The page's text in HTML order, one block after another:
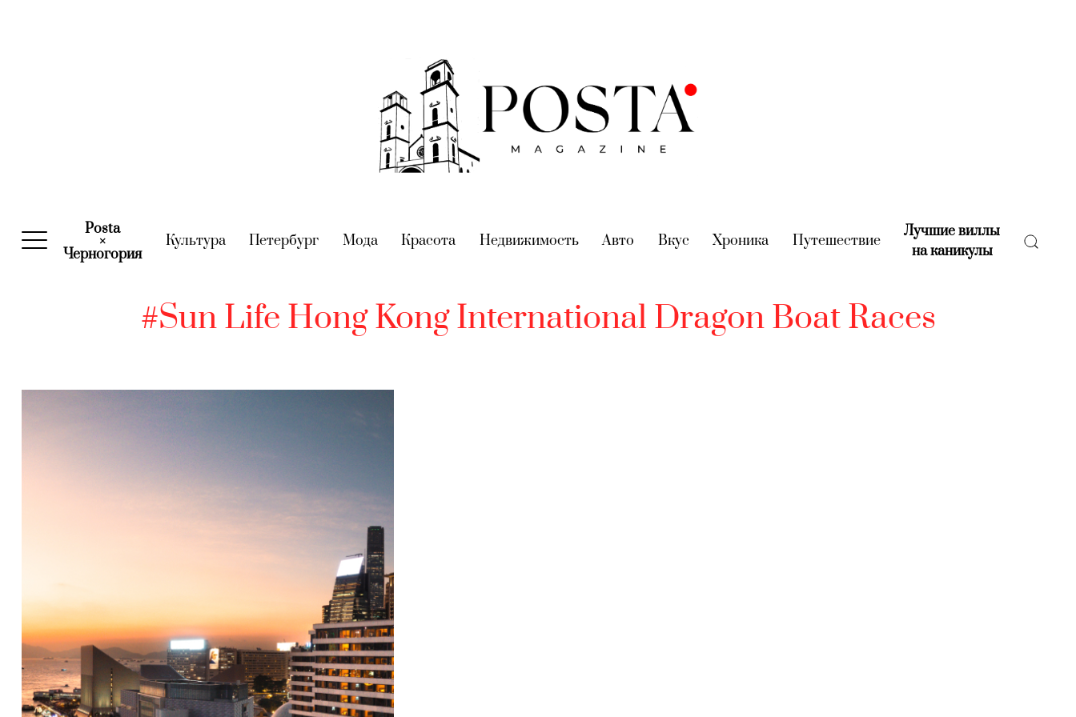
Posta
×
Черногория(current)
Культура(current)
Петербург (current)
Мода(current)
Красота (current)
Недвижимость(current)
Авто (current)
Вкус (current)
Хроника (current)
Путешествие(current)
Лучшие виллы
на каникулы(current)
#Sun Life Hong Kong International Dragon Boat Races